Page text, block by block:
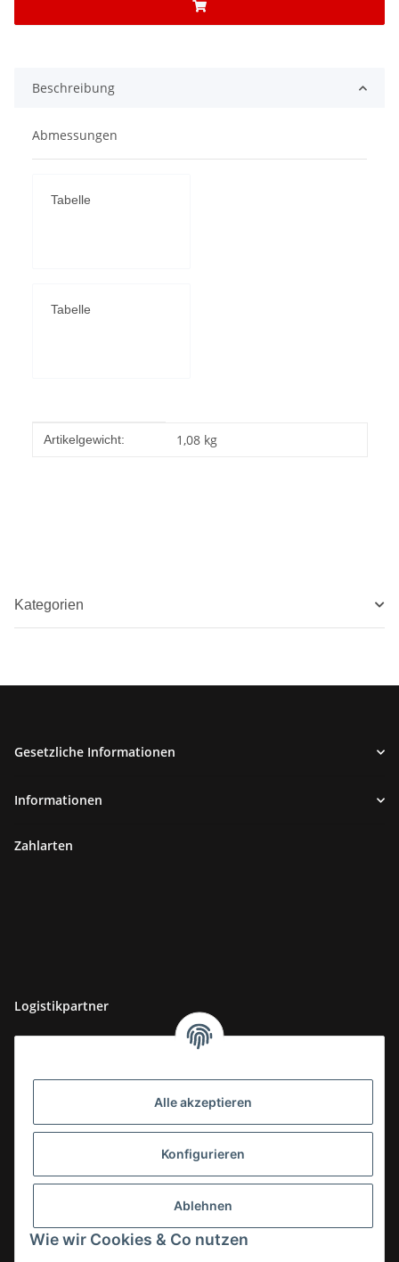
Alle akzeptieren
Konfigurieren
Ablehnen
Wie wir Cookies & Co nutzen
Beschreibung
Abmessungen
Tabelle
Tabelle
Produkteigenschaft
Wert
Artikelgewicht: 1,08 kg
Kategorien
Gesetzliche Informationen
Informationen
Zahlarten
Logistikpartner